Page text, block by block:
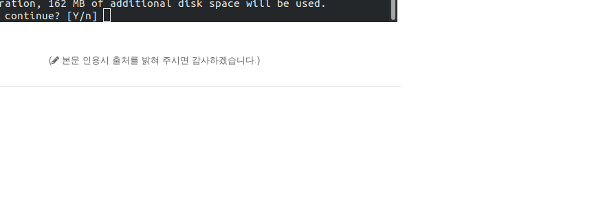
( 본문 인용시 출처를 밝혀 주시면 감사하겠습니다.)